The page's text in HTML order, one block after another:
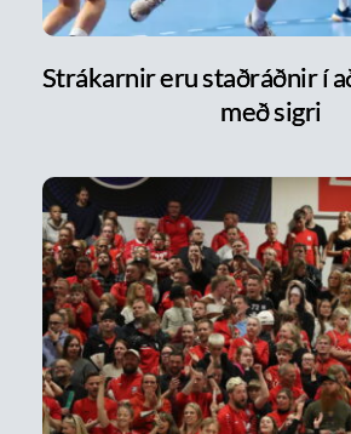
Strákarnir eru staðráðnir í
með sigri